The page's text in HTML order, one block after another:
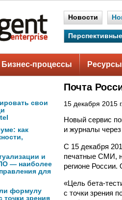
Новости
Бизнес-процессы
свои
как
и
— наиболее
для
формулу
точки зрения
Почта
15 декабря 2015 г.
Новый сервис
и журналы
С 15 декабря
печатные СМИ,
регионе
«Цель бета-
с точки зрения